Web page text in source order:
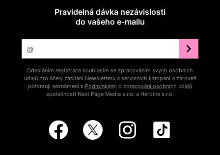
Pravidelná dávka nezávislosti
do vašeho e‑mailu
Odesláním registrace souhlasím se zpracováním svých osobních
údajů pro účely zasílání Newsletteru a servisních kampaní a zároveň
potvrzuji seznámení s Podmínkami o zpracování osobních údajů
společností Next Page Media s.r.o. a Heroine s.r.o.